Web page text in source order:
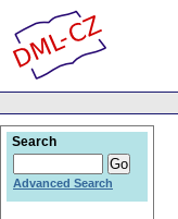
Search
Advanced Search